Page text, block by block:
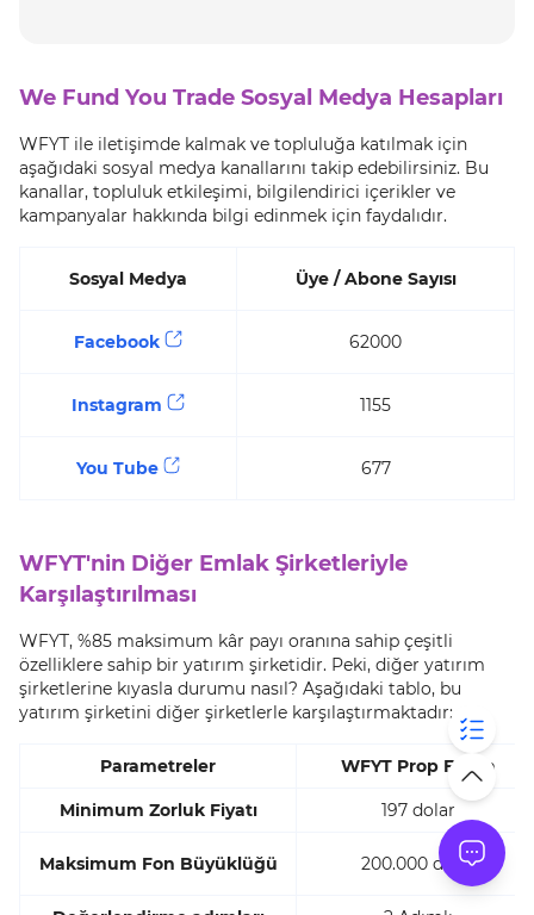
We Fund You Trade Sosyal Medya Hesapları
WFYT ile iletişimde kalmak ve topluluğa katılmak için
aşağıdaki sosyal medya kanallarını takip edebilirsiniz. Bu
kanallar, topluluk etkileşimi, bilgilendirici içerikler ve
kampanyalar hakkında bilgi edinmek için faydalıdır.
Sosyal Medya Üye / Abone Sayısı
Facebook 62000
Instagram 1155
You Tube 677
WFYT'nin Diğer Emlak Şirketleriyle
Karşılaştırılması
WFYT, %85 maksimum kâr payı oranına sahip çeşitli
özelliklere sahip bir yatırım şirketidir. Peki, diğer yatırım
şirketlerine kıyasla durumu nasıl? Aşağıdaki tablo, bu
yatırım şirketini diğer şirketlerle karşılaştırmaktadır:
Parametreler WFYT Prop FIrma
Minimum Zorluk Fiyatı 197 dolar
Maksimum Fon Büyüklüğü 200.000 dolar